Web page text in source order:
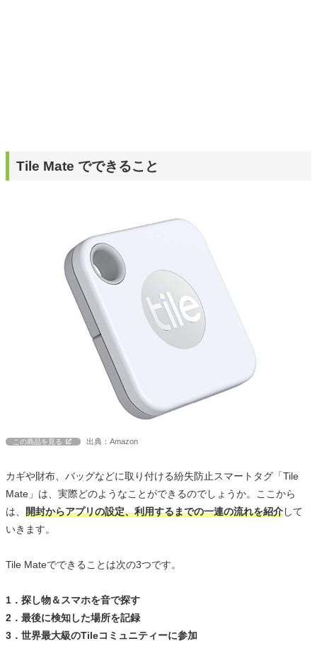
Tile Mate でできること
この商品を見る 出典：Amazon
カギや財布、バッグなどに取り付ける紛失防止スマートタグ「Tile
Mate」は、実際どのようなことができるのでしょうか。ここから
は、 開封からアプリの設定、利用するまでの一連の流れを紹介して
いきます。
Tile Mateでできることは次の3つです。
1．探し物＆スマホを音で探す
2．最後に検知した場所を記録
3．世界最大級のTileコミュニティーに参加